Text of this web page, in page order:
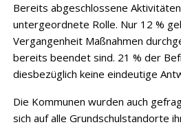
Bereits abgeschlossene
untergeordnete Rolle. Nur 12 %
Vergangenheit Maßnahmen
bereits beendet sind. 21 % der
diesbezüglich keine eindeutige
Die Kommunen wurden auch
sich auf alle Grundschul­standorte